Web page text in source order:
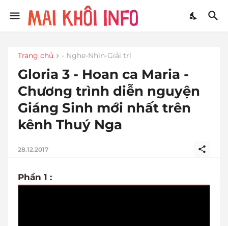
Trang chủ - Nghe-Nhìn-Giải trí
Gloria 3 - Hoan ca Maria -
Chương trình diễn nguyện
Giáng Sinh mới nhất trên
kênh Thuý Nga
28.12.2017
Phần 1 :